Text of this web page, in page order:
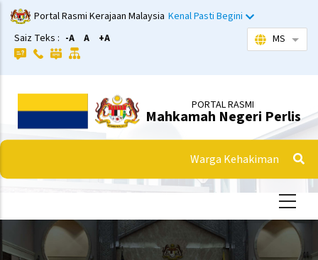
Langkau
ke
kandungan
utama
Portal Rasmi Kerajaan Malaysia Kenal Pasti Begini
Saiz Teks : -A A +A MS
PORTAL RASMI
Mahkamah Negeri Perlis
Warga Kehakiman